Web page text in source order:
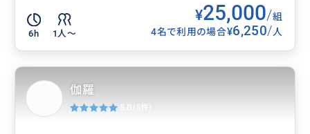
6h 1人〜
¥25,000/組
4名で利用の場合¥6,250/人
伽羅
5.0 (5件)